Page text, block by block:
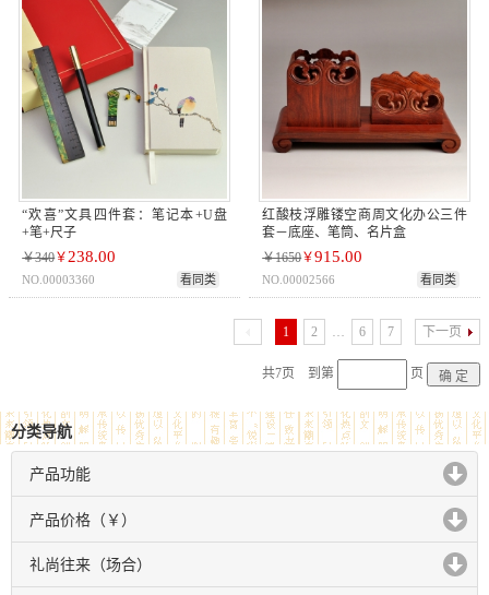
“欢喜”文具四件套：笔记本+U盘
+笔+尺子
￥340￥ 238.00
NO.00003360 看同类
红酸枝浮雕镂空商周文化办公三件
套－底座、笔筒、名片盒
￥1650￥915.00
NO.00002566 看同类
1 2 … 6 7 下一页
共7页 到第 页
分类导航
产品功能
click to expand contents
产品价格（￥）
click to expand contents
礼尚往来（场合）
click to expand contents